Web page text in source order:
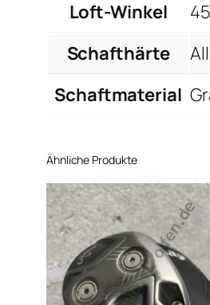
Loft-Winkel
Schafthärte
Schaftmaterial
Ähnliche Produkte